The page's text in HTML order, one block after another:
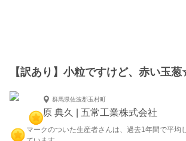
【訳あり】小粒ですけど、赤い玉
群馬県佐波郡玉村町
原 典久 | 五常工業株式会社
マークのついた生産者さんは、過去1年間で平均